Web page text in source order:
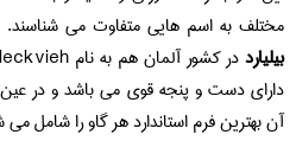
مختلف به اسم هایی متفاوت می شناسند.
بیلیارد
دارای دست و پنجه قوی می باشد و در
آن بهترین فرم استاندارد هر گاو را شامل